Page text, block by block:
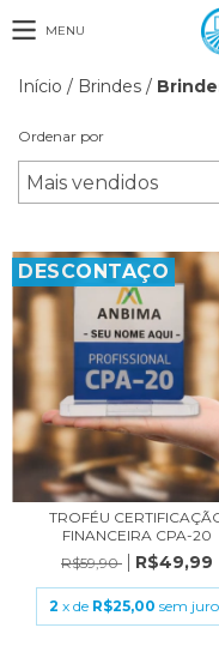
MENU
Início / Brindes /
Ordenar por
DESCONTAÇO
TROFÉU
FINANCEIRA CPA-20
R$59,90
R$49,99
2 x de R$25,00 sem